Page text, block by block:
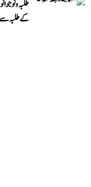
طلبہ و
کے طلبہ